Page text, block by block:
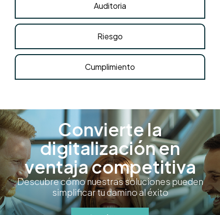
Auditoria
Riesgo
Cumplimiento
Convierte la
digitalización en
ventaja competitiva
Descubre cómo nuestras soluciones pueden
simplificar tu camino al éxito